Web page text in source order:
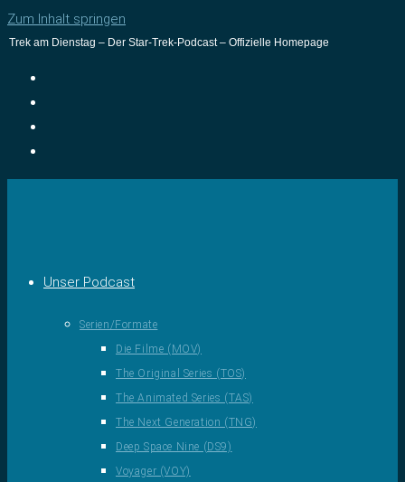
Zum Inhalt springen
Trek am Dienstag – Der Star-Trek-Podcast – Offizielle Homepage
Unser Podcast
Serien/Formate
Die Filme (MOV)
The Original Series (TOS)
The Animated Series (TAS)
The Next Generation (TNG)
Deep Space Nine (DS9)
Voyager (VOY)